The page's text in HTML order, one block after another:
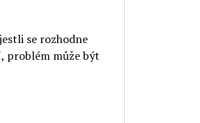
se rozhodne
problém může být